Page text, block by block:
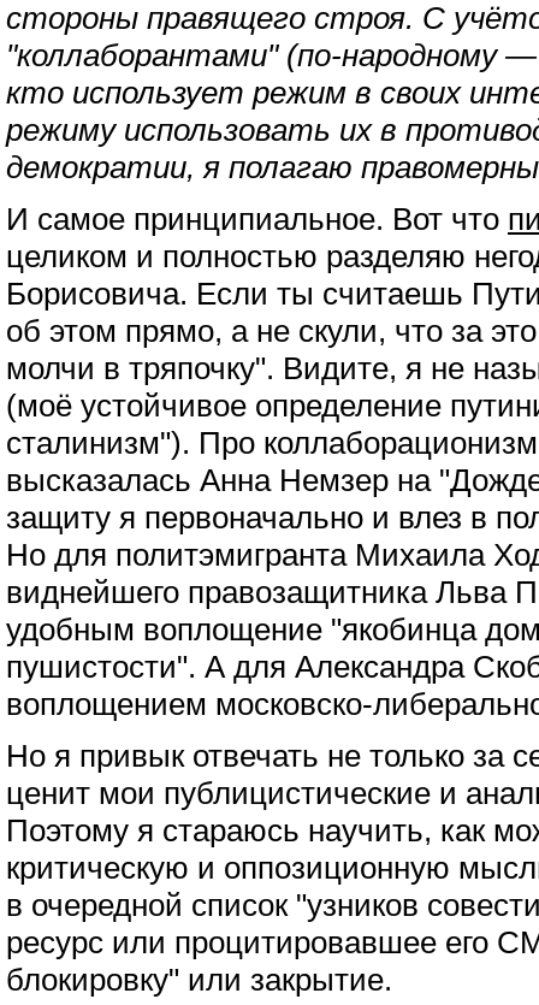
стороны правящего строя. С
"коллаборантами" (по-народному
кто использует режим в своих
режиму использовать их в
демократии, я полагаю
И самое принципиальное. Вот что
целиком и полностью разделяю
Борисовича. Если ты считаешь
об этом прямо, а не скули, что за
молчи в тряпочку". Видите, я не
(моё устойчивое определение
сталинизм"). Про
высказалась Анна Немзер на
защиту я первоначально и влез в
Но для политэмигранта Михаила
виднейшего правозащитника Льва
удобным воплощение "якобинца
пушистости". А для Александра
воплощением московско-
Но я привык отвечать не только за
ценит мои публицистические и
Поэтому я стараюсь научить, как
критическую и оппозиционную
в очередной список "узников
ресурс или процитировавшее его
блокировку" или закрытие.